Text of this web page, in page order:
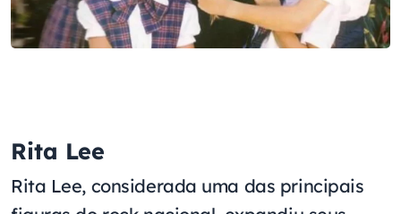
Rita Lee
Rita Lee, considerada uma das principais